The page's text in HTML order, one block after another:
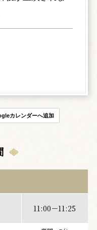
カレンダーへ追加
11:00－11:25